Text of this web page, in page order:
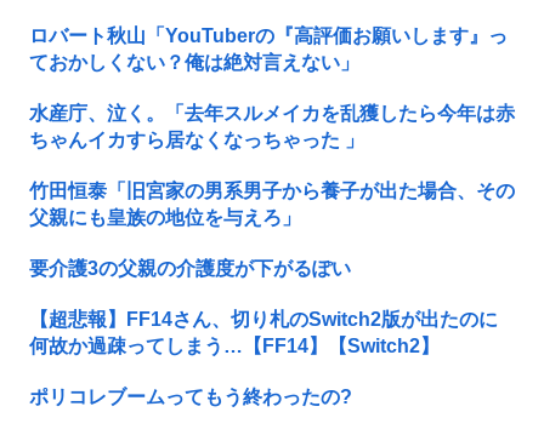
ロバート秋山「YouTuberの『高評価お願いします』っ
ておかしくない？俺は絶対言えない」
水産庁、泣く。「去年スルメイカを乱獲したら今年は赤
ちゃんイカすら居なくなっちゃった 」
竹田恒泰「旧宮家の男系男子から養子が出た場合、その
父親にも皇族の地位を与えろ」
要介護3の父親の介護度が下がるぽい
【超悲報】FF14さん、切り札のSwitch2版が出たのに
何故か過疎ってしまう…【FF14】【Switch2】
ポリコレブームってもう終わったの?